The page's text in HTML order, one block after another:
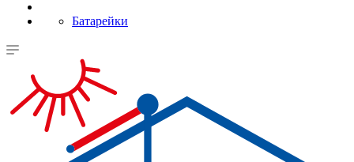
Батарейки